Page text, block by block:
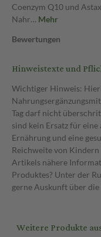
Coenzym Q10 und
Nahr… Mehr
Bewertungen
Hinweistexte und
Wichtiger Hinweis:
Tag darf nicht
sind kein Ersatz für
Ernährung und eine
Reichweite von Kindern
Artikels nähere
Produktes? Unter der
gerne Auskunft über
Weitere Produkte